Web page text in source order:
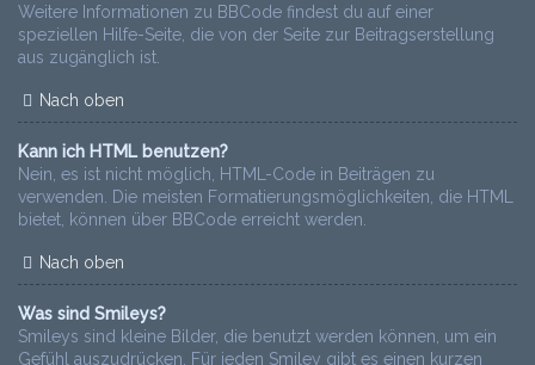
Weitere Informationen zu BBCode findest du auf einer
speziellen Hilfe-Seite, die von der Seite zur Beitragserstellung
aus zugänglich ist.
Nach oben
Kann ich HTML benutzen?
Nein, es ist nicht möglich, HTML-Code in Beiträgen zu
verwenden. Die meisten Formatierungsmöglichkeiten, die HTML
bietet, können über BBCode erreicht werden.
Nach oben
Was sind Smileys?
Smileys sind kleine Bilder, die benutzt werden können, um ein
Gefühl auszudrücken. Für jeden Smiley gibt es einen kurzen